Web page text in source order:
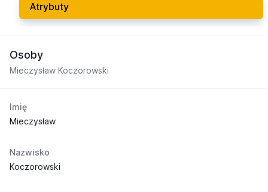
Atrybuty
Osoby
Mieczysław Koczorowski
Imię
Mieczysław
Nazwisko
Koczorowski